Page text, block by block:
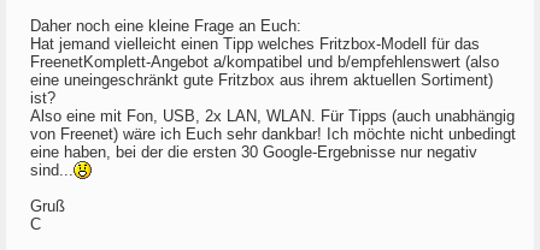
Daher noch eine kleine Frage an Euch:
Hat jemand vielleicht einen Tipp welches Fritzbox-Modell für das
FreenetKomplett-Angebot a/kompatibel und b/empfehlenswert (also
eine uneingeschränkt gute Fritzbox aus ihrem aktuellen Sortiment)
ist?
Also eine mit Fon, USB, 2x LAN, WLAN. Für Tipps (auch unabhängig
von Freenet) wäre ich Euch sehr dankbar! Ich möchte nicht unbedingt
eine haben, bei der die ersten 30 Google-Ergebnisse nur negativ
sind...
Gruß
C